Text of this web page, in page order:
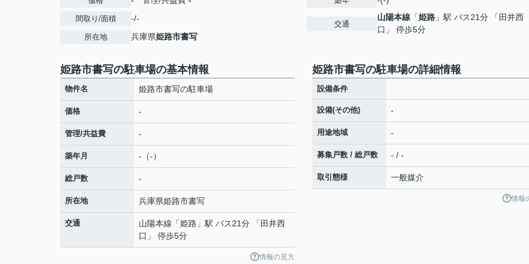
間取り/面積 -/-
所在地 兵庫県姫路市書写
交通
山陽本線 「姫路 」駅 バス21分 「田井西
口」 停歩5分
姫路市書写の駐車場の基本情報
物件名 姫路市書写の駐車場
価格 -
管理/共益費 -
築年月 -（-）
総戸数 -
所在地 兵庫県姫路市書写
交通 山陽本線 「姫路 」駅 バス21分 「田井西
口」 停歩5分
情報の見方
姫路市書写の駐車場の詳細情報
設備条件
設備(その他) -
用途地域 -
募集戸数 / 総戸数 - / -
取引態様 一般媒介
情報